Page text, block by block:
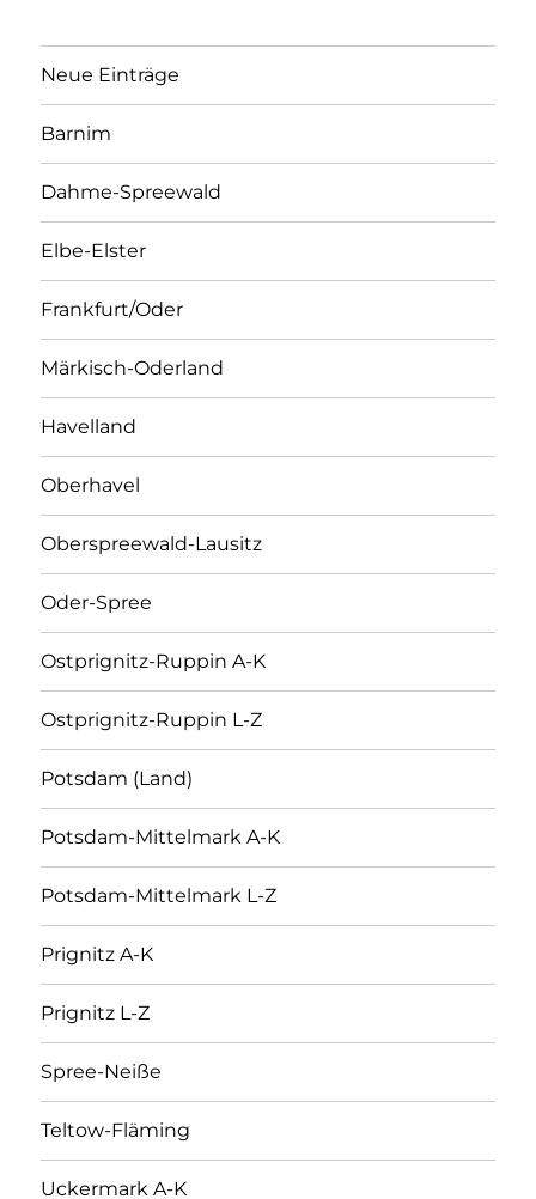
Neue Einträge
Barnim
Dahme-Spreewald
Elbe-Elster
Frankfurt/Oder
Märkisch-Oderland
Havelland
Oberhavel
Oberspreewald-Lausitz
Oder-Spree
Ostprignitz-Ruppin A-K
Ostprignitz-Ruppin L-Z
Potsdam (Land)
Potsdam-Mittelmark A-K
Potsdam-Mittelmark L-Z
Prignitz A-K
Prignitz L-Z
Spree-Neiße
Teltow-Fläming
Uckermark A-K